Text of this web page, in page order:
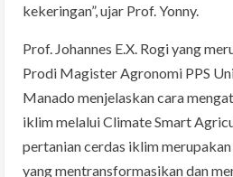
kekeringan”, ujar Prof. Yonny.
Prof. Johannes E.X. Rogi yang
Prodi Magister Agronomi PPS
Manado menjelaskan cara
iklim melalui Climate Smart
pertanian cerdas iklim
yang mentransformasikan dan